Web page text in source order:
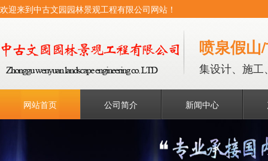
欢迎来到中古文园园林景观工程有限公司网站！
喷泉假山
集设计、施工
网站首页 公司简介 新闻中心